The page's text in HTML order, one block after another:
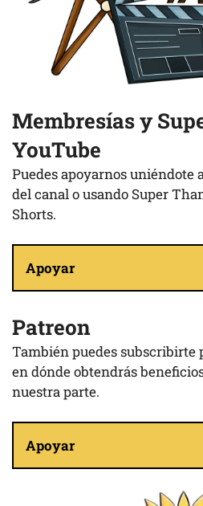
Membresías y
YouTube
Puedes apoyarnos uniéndote
del canal o usando Super
Shorts.
Apoyar
Patreon
También puedes subscribirte
en dónde obtendrás
nuestra parte.
Apoyar